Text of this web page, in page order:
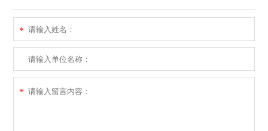
*
*